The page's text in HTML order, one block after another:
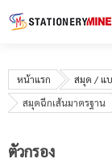
หน้าแรก สมุด / แ
สมุดฉีกเส้นมาตรฐาน
ตัวกรอง